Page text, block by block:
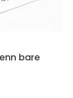
bare